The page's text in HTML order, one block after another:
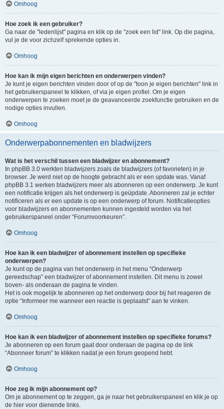
Omhoog
Hoe zoek ik een gebruiker?
Ga naar de "ledenlijst" pagina en klik op de "zoek een lid" link. Op die pagina,
vul je de voor zichzelf sprekende opties in.
Omhoog
Hoe kan ik mijn eigen berichten en onderwerpen vinden?
Je kunt je eigen berichten vinden door of op de "toon je eigen berichten" link in
het gebruikerspaneel te klikken, of via je eigen profiel. Om je eigen
onderwerpen te zoeken moet je de geavanceerde zoekfunctie gebruiken en de
nodige opties invullen.
Omhoog
Onderwerpabonnementen en bladwijzers
Wat is het verschil tussen een bladwijzer en abonnement?
In phpBB 3.0 werkten bladwijzers zoals de bladwijzers (of favorieten) in je
browser. Je werd niet op de hoogte gebracht als er een update was. Vanaf
phpBB 3.1 werken bladwijzers meer als abonneren op een onderwerp. Je kunt
een notificatie krijgen als het onderwerp is geüpdate. Abonneren zal je echter
notificeren als er een update is op een onderwerp of forum. Notificatieopties
voor bladwijzers en abonnementen kunnen ingesteld worden via het
gebruikerspaneel onder “Forumvoorkeuren”.
Omhoog
Hoe kan ik een bladwijzer of abonnement instellen op specifieke
onderwerpen?
Je kunt op de pagina van het onderwerp in het menu “Onderwerp
gereedschap” een bladwijzer of abonnement instellen. Dit menu is zowel
boven- als onderaan de pagina te vinden.
Het is ook mogelijk te abonneren op het onderwerp door bij het reageren de
optie “Informeer me wanneer een reactie is geplaatst” aan te vinken.
Omhoog
Hoe kan ik een bladwijzer of abonnement instellen op specifieke forums?
Je abonneren op een forum gaat door onderaan de pagina op de link
“Abonneer forum” te klikken nadat je een forum geopend hebt.
Omhoog
Hoe zeg ik mijn abonnement op?
Om je abonnement op te zeggen, ga je naar het gebruikerspaneel en klik je op
de hier voor dienende links.